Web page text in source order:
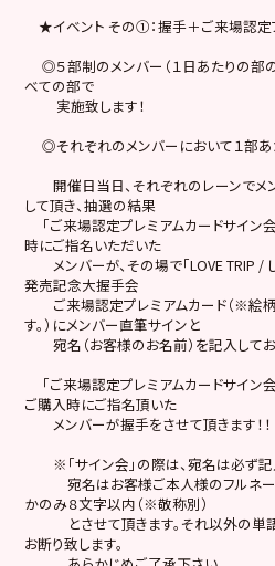
★イベント その①：握手＋ご来場認定
◎５部制のメンバー（１日あたりの部
べての部で
実施致します！
◎それぞれのメンバーにおいて１部あ
開催日当日、それぞれのレーンでメ
して頂き、抽選の結果
「ご来場認定プレミアムカードサイン
時にご指名いただいた
メンバーが、その場で「LOVE TRIP /
発売記念大握手会
ご来場認定プレミアムカード（※絵
す。）にメンバー直筆サインと
宛名（お客様のお名前）を記入してお
「ご来場認定プレミアムカードサイン
ご購入時にご指名頂いた
メンバーが握手をさせて頂きます！！
※「サイン会」の際は、宛名は必ず記
宛名はお客様ご本人様のフルネーム
かのみ８文字以内（※敬称別）
とさせて頂きます。それ以外の単語
お断り致します。